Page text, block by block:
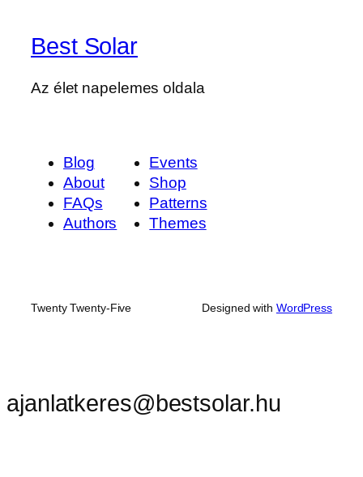
Best Solar
Az élet napelemes oldala
Blog
About
FAQs
Authors
Events
Shop
Patterns
Themes
Twenty Twenty-Five Designed with WordPress
ajanlatkeres@bestsolar.hu